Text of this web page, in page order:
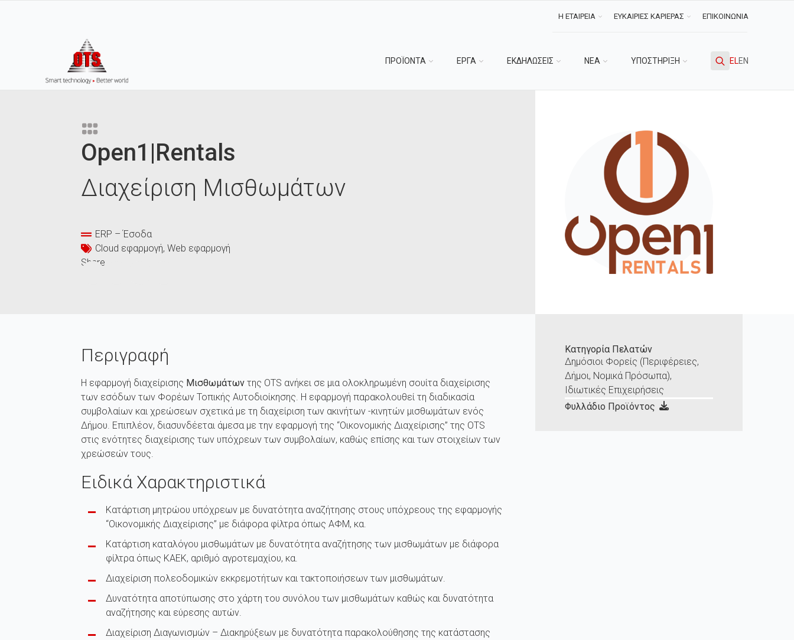
Η ΕΤΑΙΡΕΙΑ ΕΥΚΑΙΡΙΕΣ ΚΑΡΙΕΡΑΣ ΕΠΙΚΟΙΝΩΝΙΑ
ΠΡΟΪΟΝΤΑ ΕΡΓΑ ΕΚΔΗΛΩΣΕΙΣ ΝΕΑ ΥΠΟΣΤΗΡΙΞΗ
for:
ELEN
Open1|Rentals
Διαχείριση Μισθωμάτων
ERP – Έσοδα
Cloud εφαρμογή Web εφαρμογή
Share
Περιγραφή
Η εφαρμογή διαχείρισης Μισθωμάτωντης OTS ανήκει σε μια ολοκληρωμένη σουίτα διαχείρισης
των εσόδων των Φορέων Τοπικής Αυτοδιοίκησης. Η εφαρμογή παρακολουθεί τη διαδικασία
συμβολαίων και χρεώσεων σχετικά με τη διαχείριση των ακινήτων -κινητών μισθωμάτων ενός
Δήμου. Επιπλέον, διασυνδέεται άμεσα με την εφαρμογή της “Οικονομικής Διαχείρισης” της OTS
στις ενότητες διαχείρισης των υπόχρεων των συμβολαίων, καθώς επίσης και των στοιχείων των
χρεώσεών τους.
Ειδικά Χαρακτηριστικά
Κατάρτιση μητρώου υπόχρεων με δυνατότητα αναζήτησης στους υπόχρεους της εφαρμογής
“Οικονομικής Διαχείρισης” με διάφορα φίλτρα όπως ΑΦΜ, κα.
Κατάρτιση καταλόγου μισθωμάτων με δυνατότητα αναζήτησης των μισθωμάτων με διάφορα
φίλτρα όπως ΚΑΕΚ, αριθμό αγροτεμαχίου, κα.
Διαχείριση πολεοδομικών εκκρεμοτήτων και τακτοποιήσεων των μισθωμάτων.
Δυνατότητα αποτύπωσης στο χάρτη του συνόλου των μισθωμάτων καθώς και δυνατότητα
αναζήτησης και εύρεσης αυτών.
Διαχείριση Διαγωνισμών – Διακηρύξεων με δυνατότητα παρακολούθησης της κατάστασης
Κατηγορία Πελατών
Δημόσιοι Φορείς (Περιφέρειες,
Δήμοι, Νομικά Πρόσωπα),
Ιδιωτικές Επιχειρήσεις
Φυλλάδιο Προϊόντος